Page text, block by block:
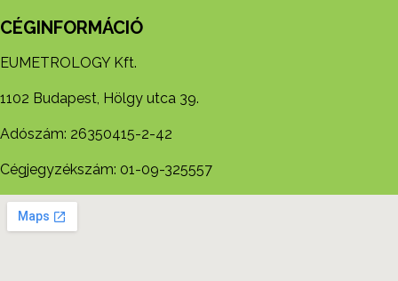
CÉGINFORMÁCIÓ
EUMETROLOGY Kft.
1102 Budapest, Hölgy utca 39.
Adószám: 26350415-2-42
Cégjegyzékszám: 01-09-325557